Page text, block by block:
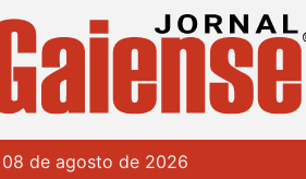
08 de agosto de 2026